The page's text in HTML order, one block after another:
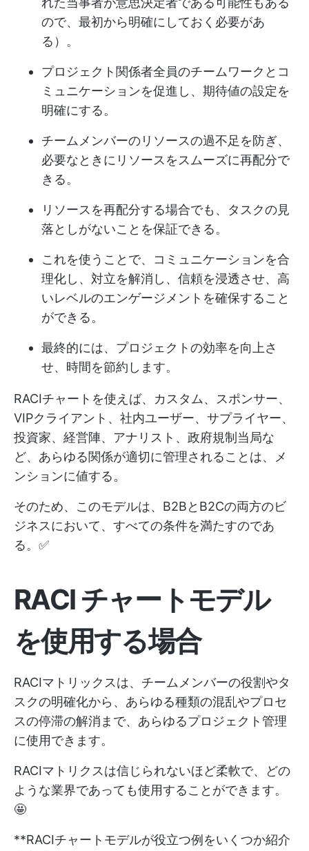
ので、最初から明確にしておく必要があ
る）。
プロジェクト関係者全員のチームワークとコ
ミュニケーションを促進し、期待値の設定を
明確にする。
チームメンバーのリソースの過不足を防ぎ、
必要なときにリソースをスムーズに再配分で
きる。
リソースを再配分する場合でも、タスクの見
落としがないことを保証できる。
これを使うことで、コミュニケーションを合
理化し、対立を解消し、信頼を浸透させ、高
いレベルのエンゲージメントを確保すること
ができる。
最終的には、プロジェクトの効率を向上さ
せ、時間を節約します。
RACIチャートを使えば、カスタム、スポンサー、
VIPクライアント、社内ユーザー、サプライヤー、
投資家、経営陣、アナリスト、政府規制当局な
ど、あらゆる関係が適切に管理されることは、メ
ンションに値する。
そのため、このモデルは、B2BとB2Cの両方のビ
ジネスにおいて、すべての条件を満たすのであ
る。✅
RACI チャートモデル
を使用する場合
RACIマトリックスは、チームメンバーの役割やタ
スクの明確化から、あらゆる種類の混乱やプロセ
スの停滞の解消まで、あらゆるプロジェクト管理
に使用できます。
RACIマトリクスは信じられないほど柔軟で、どの
ような業界であっても使用することができます。
🤩
**RACIチャートモデルが役立つ例をいくつか紹介